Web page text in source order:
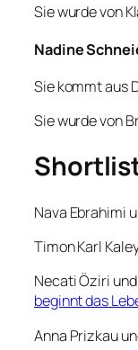
Sie wurde von
Nadine
Sie kommt aus
Sie wurde von
Nava Ebrahimi
Timon Karl
Necati Öziri und
beginnt das
Anna Prizkau